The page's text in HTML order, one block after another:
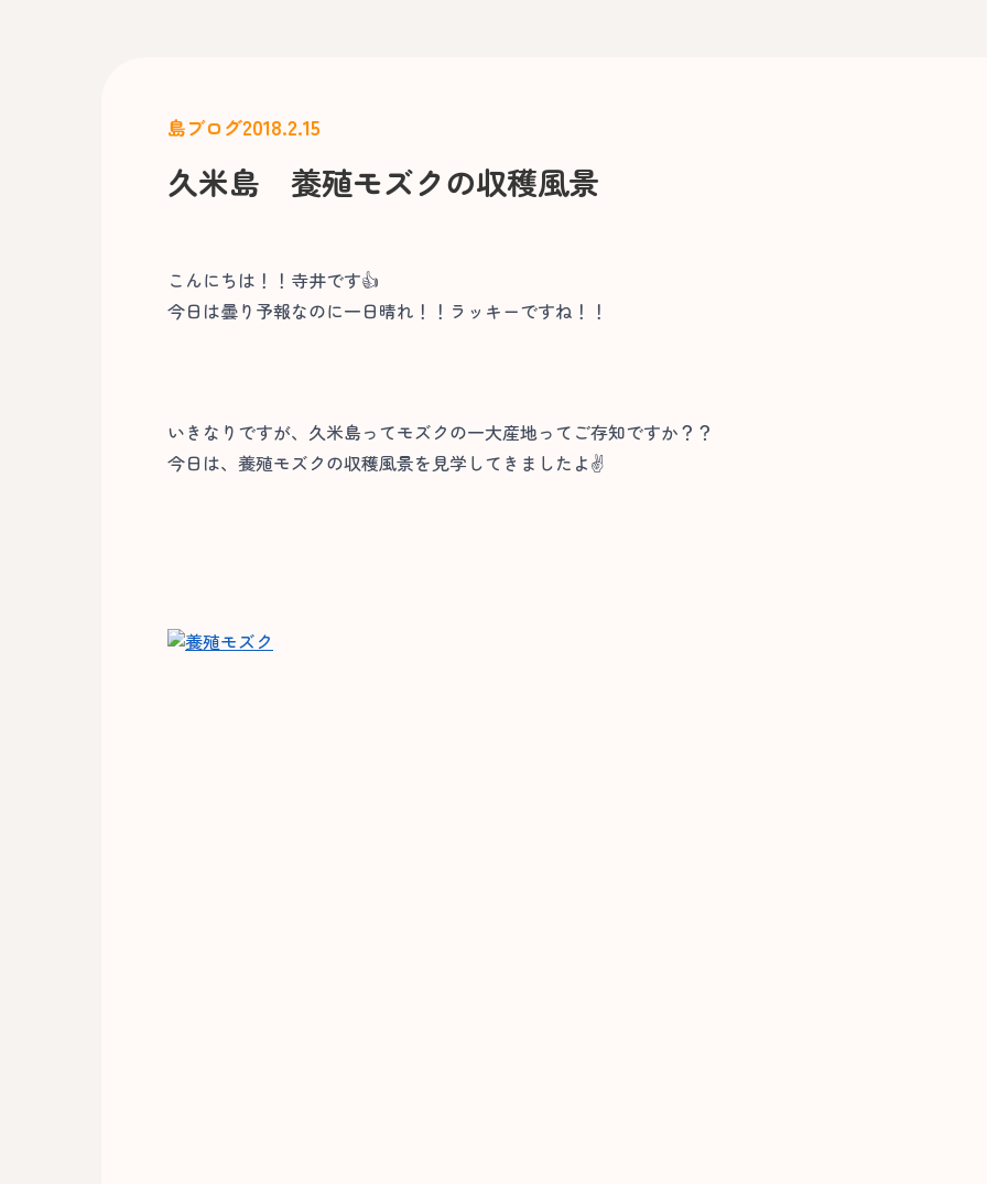
島ブログ2018.2.15
久米島 養殖モズクの収穫風景
こんにちは！！寺井です👍
今日は曇り予報なのに一日晴れ！！ラッキーですね！！
いきなりですが、久米島ってモズクの一大産地ってご存知ですか？？
今日は、養殖モズクの収穫風景を見学してきましたよ✌